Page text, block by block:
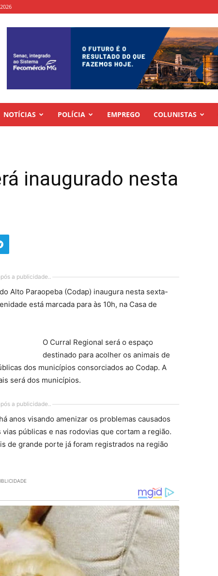
NOTÍCIAS POLÍCIA EMPREGO COLUNISTAS
inaugurado nesta
a publicidade..
Alto Paraopeba (Codap) inaugura nesta sexta-
está marcada para às 10h, na Casa de
O Curral Regional será o espaço
destinado para acolher os animais de
dos municípios consorciados ao Codap. A
será dos municípios.
a publicidade..
anos visando amenizar os problemas causados
públicas e nas rodovias que cortam a região.
de grande porte já foram registrados na região